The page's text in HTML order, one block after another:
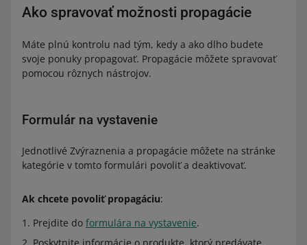
Ako spravovať možnosti propagácie
Máte plnú kontrolu nad tým, kedy a ako dlho budete
svoje ponuky propagovať. Propagácie môžete spravovať
pomocou rôznych nástrojov.
Formulár na vystavenie
Jednotlivé Zvýraznenia a propagácie môžete na stránke
kategórie v tomto formulári povoliť a deaktivovať.
Ak chcete povoliť propagáciu:
Prejdite do formulára na vystavenie.